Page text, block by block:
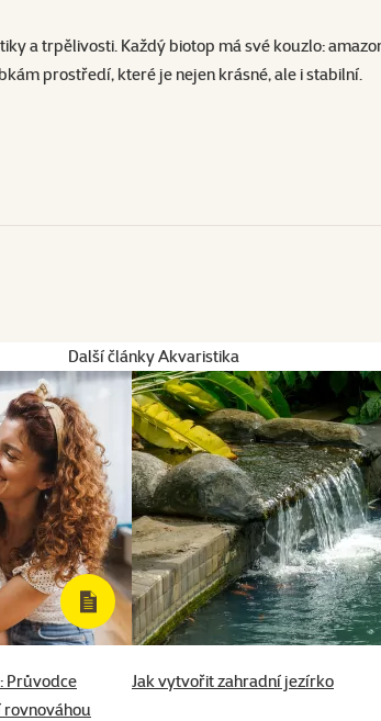
a trpělivosti. Každý biotop má své kouzlo:
prostředí, které je nejen krásné, ale i stabilní.
Další články Akvaristika
Průvodce
Jak vytvořit zahradní jezírko